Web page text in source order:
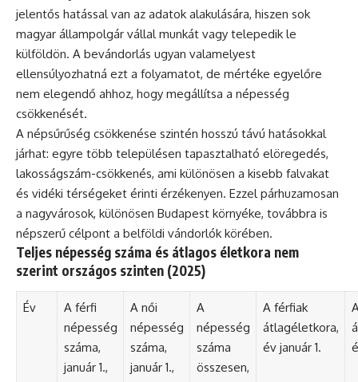
jelentős hatással van az adatok alakulására, hiszen sok
magyar állampolgár vállal munkát vagy telepedik le
külföldön. A bevándorlás ugyan valamelyest
ellensúlyozhatná ezt a folyamatot, de mértéke egyelőre
nem elegendő ahhoz, hogy megállítsa a népesség
csökkenését.
A népsűrűség csökkenése szintén hosszú távú hatásokkal
járhat: egyre több településen tapasztalható elöregedés,
lakosságszám-csökkenés, ami különösen a kisebb falvakat
és vidéki térségeket érinti érzékenyen. Ezzel párhuzamosan
a nagyvárosok, különösen Budapest környéke, továbbra is
népszerű célpont a belföldi vándorlók körében.
Teljes népesség száma és átlagos életkora nem
szerint országos szinten (2025)
Év
A férfi
népesség
száma,
január 1.,
A női
népesség
száma,
január 1.,
A
népesség
száma
összesen,
A férfiak
átlagéletkora,
év január 1.